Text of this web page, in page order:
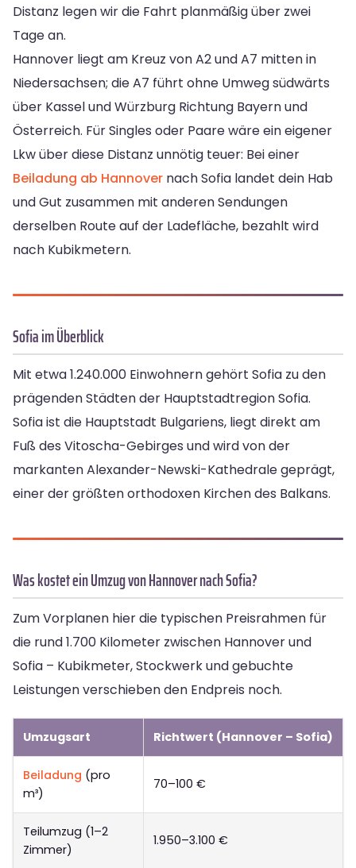
Distanz legen wir die Fahrt planmäßig über zwei
Tage an.
Hannover liegt am Kreuz von A2 und A7 mitten in
Niedersachsen; die A7 führt ohne Umweg südwärts
über Kassel und Würzburg Richtung Bayern und
Österreich. Für Singles oder Paare wäre ein eigener
Lkw über diese Distanz unnötig teuer: Bei einer
Beiladung ab Hannover nach Sofia landet dein Hab
und Gut zusammen mit anderen Sendungen
derselben Route auf der Ladefläche, bezahlt wird
nach Kubikmetern.
Sofia im Überblick
Mit etwa 1.240.000 Einwohnern gehört Sofia zu den
prägenden Städten der Hauptstadtregion Sofia.
Sofia ist die Hauptstadt Bulgariens, liegt direkt am
Fuß des Vitoscha-Gebirges und wird von der
markanten Alexander-Newski-Kathedrale geprägt,
einer der größten orthodoxen Kirchen des Balkans.
Was kostet ein Umzug von Hannover nach Sofia?
Zum Vorplanen hier die typischen Preisrahmen für
die rund 1.700 Kilometer zwischen Hannover und
Sofia – Kubikmeter, Stockwerk und gebuchte
Leistungen verschieben den Endpreis noch.
Umzugsart Richtwert (Hannover – Sofia)
Beiladung (pro
m³)
70–100 €
Teilumzug (1–2
Zimmer)
1.950–3.100 €